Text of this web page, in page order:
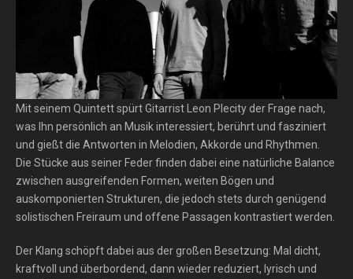
Mit seinem Quintett spürt Gitarrist Leon Plecity der Frage nach,
was Ihn persönlich an Musik interessiert, berührt und fasziniert
und gießt die Antworten in Melodien, Akkorde und Rhythmen.
Die Stücke aus seiner Feder finden dabei eine natürliche Balance
zwischen ausgreifenden Formen, weiten Bögen und
auskomponierten Strukturen, die jedoch stets durch genügend
solistischen Freiraum und offene Passagen kontrastiert werden.
Der Klang schöpft dabei aus der großen Besetzung: Mal dicht,
kraftvoll und überbordend, dann wieder reduziert, lyrisch und